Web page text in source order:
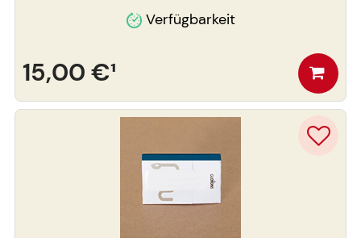
Verfügbarkeit
15,00 €¹